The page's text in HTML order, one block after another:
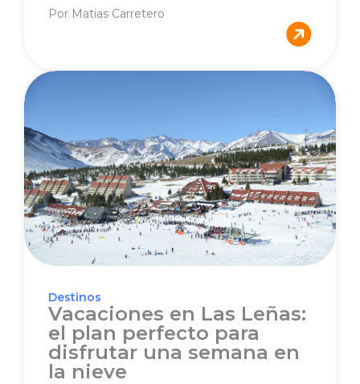
Por Matias Carretero
Destinos
Vacaciones en Las Leñas:
el plan perfecto para
disfrutar una semana en
la nieve